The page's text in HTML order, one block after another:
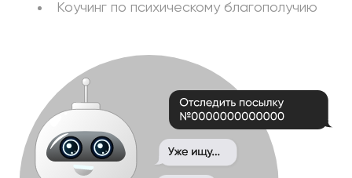
Коучинг по психическому благополучию